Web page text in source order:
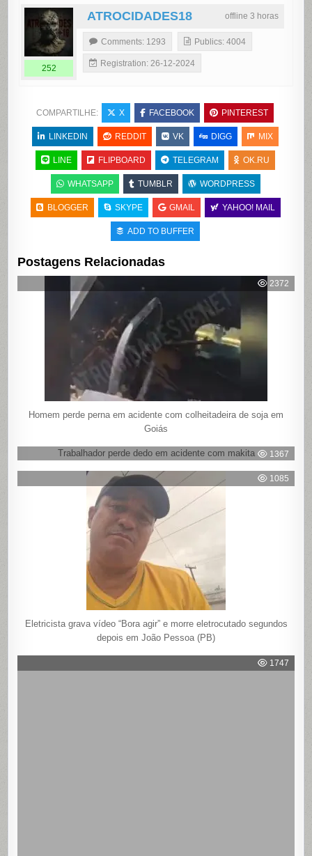
offline 3 horas
ATROCIDADES18
252
Comments: 1293 Publics: 4004
Registration: 26-12-2024
COMPARTILHE: X FACEBOOK PINTEREST
LINKEDIN REDDIT VK DIGG MIX
LINE FLIPBOARD TELEGRAM OK.RU
WHATSAPP TUMBLR WORDPRESS
BLOGGER SKYPE GMAIL YAHOO! MAIL
ADD TO BUFFER
Postagens Relacionadas
2372
Homem perde perna em acidente com colheitadeira de soja em
Goiás
1367
Trabalhador perde dedo em acidente com makita
1085
Eletricista grava vídeo “Bora agir” e morre eletrocutado segundos
depois em João Pessoa (PB)
1747